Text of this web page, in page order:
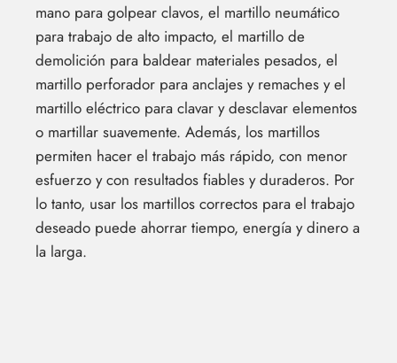
mano para golpear clavos, el martillo neumático
para trabajo de alto impacto, el martillo de
demolición para baldear materiales pesados, el
martillo perforador para anclajes y remaches y el
martillo eléctrico para clavar y desclavar elementos
o martillar suavemente. Además, los martillos
permiten hacer el trabajo más rápido, con menor
esfuerzo y con resultados fiables y duraderos. Por
lo tanto, usar los martillos correctos para el trabajo
deseado puede ahorrar tiempo, energía y dinero a
la larga.